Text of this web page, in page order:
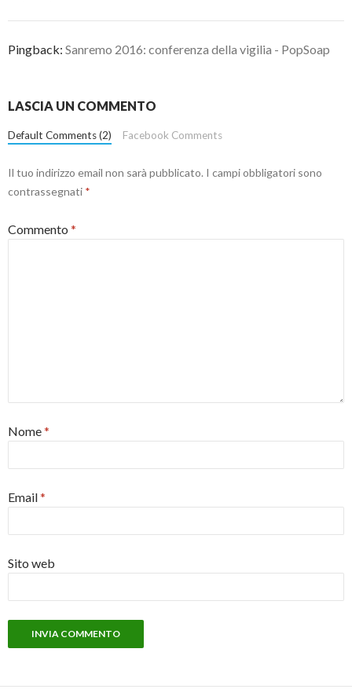
Pingback: Sanremo 2016: conferenza della vigilia - PopSoap
LASCIA UN COMMENTO
Default Comments (2) Facebook Comments
Il tuo indirizzo email non sarà pubblicato. I campi obbligatori sono
contrassegnati *
Commento *
Nome*
Email*
Sito web